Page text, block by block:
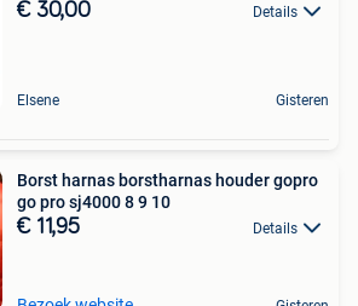
€ 30,00 Details
Elsene Gisteren
Borst harnas borstharnas houder gopro
go pro sj4000 8 9 10
€ 11,95 Details